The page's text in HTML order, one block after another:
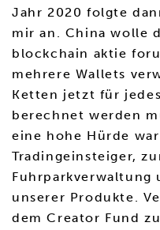
Jahr 2020 folgte
mir an. China wolle
blockchain aktie
mehrere Wallets
Ketten jetzt für
berechnet werden
eine hohe Hürde
Tradingeinsteiger,
Fuhrparkverwaltung
unserer Produkte.
dem Creator Fund